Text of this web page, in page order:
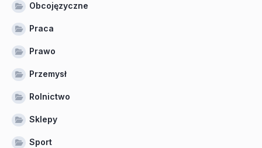
Obcojęzyczne
Praca
Prawo
Przemysł
Rolnictwo
Sklepy
Sport